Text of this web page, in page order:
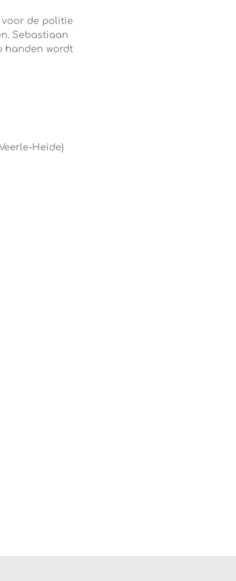
de politie
Sebastiaan
handen wordt
Heide)